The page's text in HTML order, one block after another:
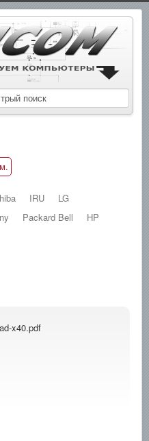
IRU
LG
Packard Bell
HP
x40.pdf